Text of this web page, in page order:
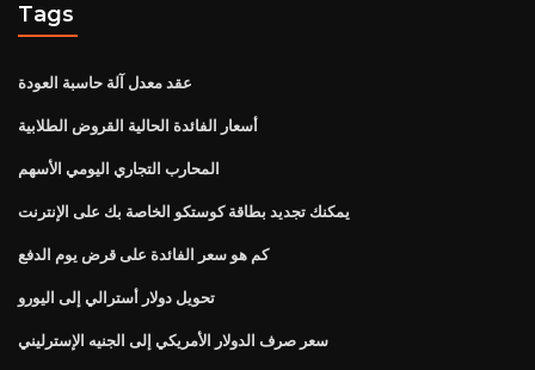
Tags
عقد معدل آلة حاسبة العودة
أسعار الفائدة الحالية القروض الطلابية
المحارب التجاري اليومي الأسهم
يمكنك تجديد بطاقة كوستكو الخاصة بك على الإنترنت
كم هو سعر الفائدة على قرض يوم الدفع
تحويل دولار أسترالي إلى اليورو
سعر صرف الدولار الأمريكي إلى الجنيه الإسترليني